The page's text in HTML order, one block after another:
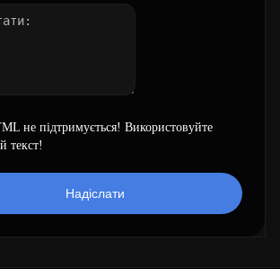
не підтримується! Використовуйте
текст!
Надіслати